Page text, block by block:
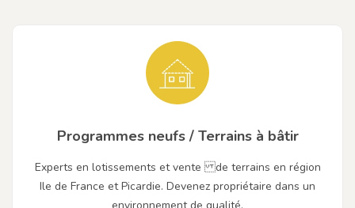
Programmes neufs / Terrains à bâtir
Experts en lotissements et vente de terrains en région
Ile de France et Picardie. Devenez propriétaire dans un